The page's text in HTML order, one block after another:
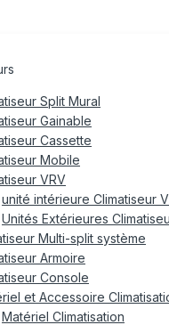
Split Mural
Gainable
Cassette
Mobile
VRV
unité intérieure Climatiseur
Unités Extérieures
Multi-split système
Armoire
Console
et Accessoire
Matériel Climatisation